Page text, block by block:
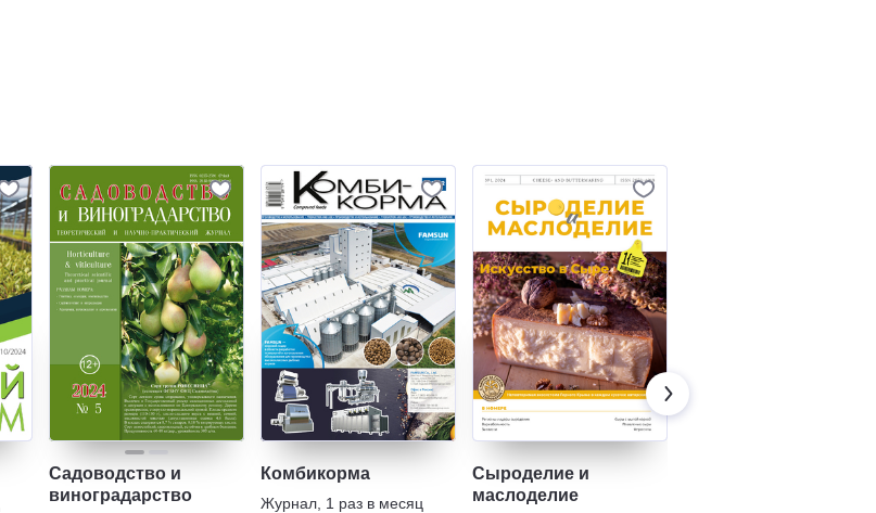
Садоводство и
виноградарство
Комбикорма
Журнал 1 раз в месяц
Сыроделие и
маслоделие